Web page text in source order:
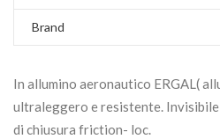
Brand
In allumino aeronautico ERGAL(
ultraleggero e resistente. Invisibile
di chiusura friction- loc.